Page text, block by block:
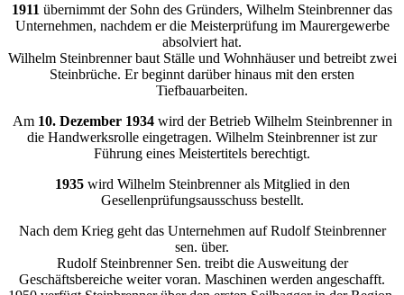
1911 übernimmt der Sohn des Gründers, Wilhelm Steinbrenner das
Unternehmen, nachdem er die Meisterprüfung im Maurergewerbe
absolviert hat.
Wilhelm Steinbrenner baut Ställe und Wohnhäuser und betreibt zwei
Steinbrüche. Er beginnt darüber hinaus mit den ersten
Tiefbauarbeiten.
Am 10. Dezember 1934wird der Betrieb Wilhelm Steinbrenner in
die Handwerksrolle eingetragen. Wilhelm Steinbrenner ist zur
Führung eines Meistertitels berechtigt.
1935wird Wilhelm Steinbrenner als Mitglied in den
Gesellenprüfungsausschuss bestellt.
Nach dem Krieg geht das Unternehmen auf Rudolf Steinbrenner
sen. über.
Rudolf Steinbrenner Sen. treibt die Ausweitung der
Geschäftsbereiche weiter voran. Maschinen werden angeschafft.